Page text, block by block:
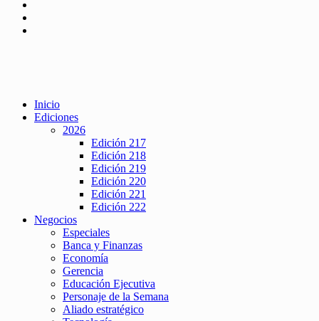
Inicio
Ediciones
2026
Edición 217
Edición 218
Edición 219
Edición 220
Edición 221
Edición 222
Negocios
Especiales
Banca y Finanzas
Economía
Gerencia
Educación Ejecutiva
Personaje de la Semana
Aliado estratégico